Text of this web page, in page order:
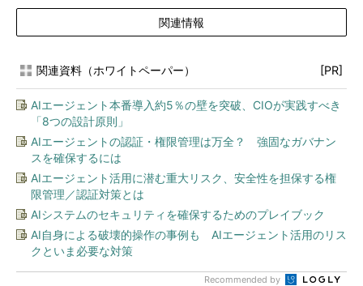
関連情報
関連資料（ホワイトペーパー） [PR]
AIエージェント本番導入約5％の壁を突破、CIOが実践すべき
「8つの設計原則」
AIエージェントの認証・権限管理は万全？ 強固なガバナン
スを確保するには
AIエージェント活用に潜む重大リスク、安全性を担保する権
限管理／認証対策とは
AIシステムのセキュリティを確保するためのプレイブック
AI自身による破壊的操作の事例も AIエージェント活用のリス
クといま必要な対策
Recommended by